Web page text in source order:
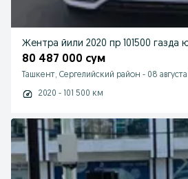
Жентра йили 2020 пр 101500 газда
80 487 000 сум
Ташкент, Сергелийский район - 08
2020 - 101 500 км